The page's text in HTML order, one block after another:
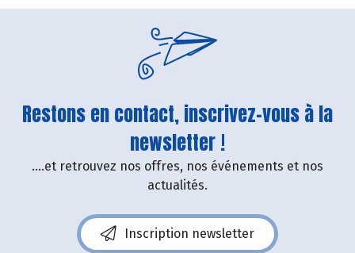
Restons en contact, inscrivez-vous à la
newsletter !
....et retrouvez nos offres, nos événements et nos
actualités.
Inscription newsletter